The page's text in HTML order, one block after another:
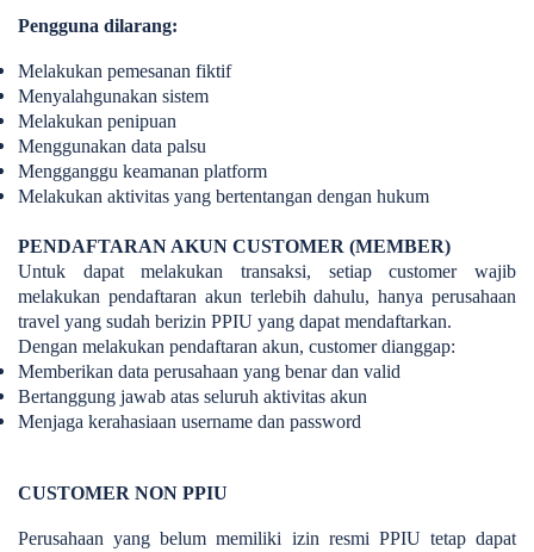
Pengguna dilarang:
Melakukan pemesanan fiktif
Menyalahgunakan sistem
Melakukan penipuan
Menggunakan data palsu
Mengganggu keamanan platform
Melakukan aktivitas yang bertentangan dengan hukum
PENDAFTARAN AKUN CUSTOMER (MEMBER)
Untuk dapat melakukan transaksi, setiap customer wajib
melakukan pendaftaran akun terlebih dahulu, hanya perusahaan
travel yang sudah berizin PPIU yang dapat mendaftarkan.
Dengan melakukan pendaftaran akun, customer dianggap:
Memberikan data perusahaan yang benar dan valid
Bertanggung jawab atas seluruh aktivitas akun
Menjaga kerahasiaan username dan password
CUSTOMER NON PPIU
Perusahaan yang belum memiliki izin resmi PPIU tetap dapat